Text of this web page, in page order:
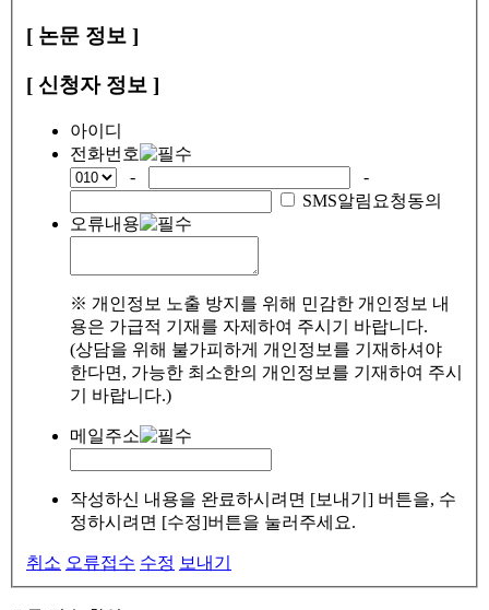
[ 논문 정보 ]
[ 신청자 정보 ]
아이디
전화번호
-
-
SMS알림요청동의
오류내용
※ 개인정보 노출 방지를 위해 민감한 개인정보 내
용은 가급적 기재를 자제하여 주시기 바랍니다.
(상담을 위해 불가피하게 개인정보를 기재하셔야
한다면, 가능한 최소한의 개인정보를 기재하여 주시
기 바랍니다.)
메일주소
작성하신 내용을 완료하시려면 [보내기] 버튼을, 수
정하시려면 [수정]버튼을 눌러주세요.
취소 오류접수 수정 보내기